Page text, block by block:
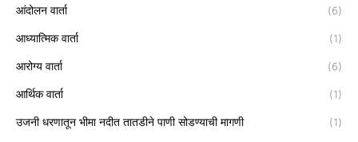
आंदोलन वार्ता (6)
आध्यात्मिक वार्ता (1)
आरोग्य वार्ता (6)
आर्थिक वार्ता (1)
उजनी धरणातून भीमा नदीत तातडीने पाणी सोडण्याची मागणी (1)